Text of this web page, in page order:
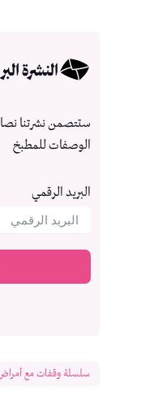
النشرة
ستتصمن نشرتنا
الوصفات للمطبخ
البريد الرقمي
سلسلة وقفات مع